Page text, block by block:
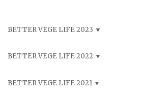
BETTER VEGE LIFE 2023
BETTER VEGE LIFE 2022
BETTER VEGE LIFE 2021